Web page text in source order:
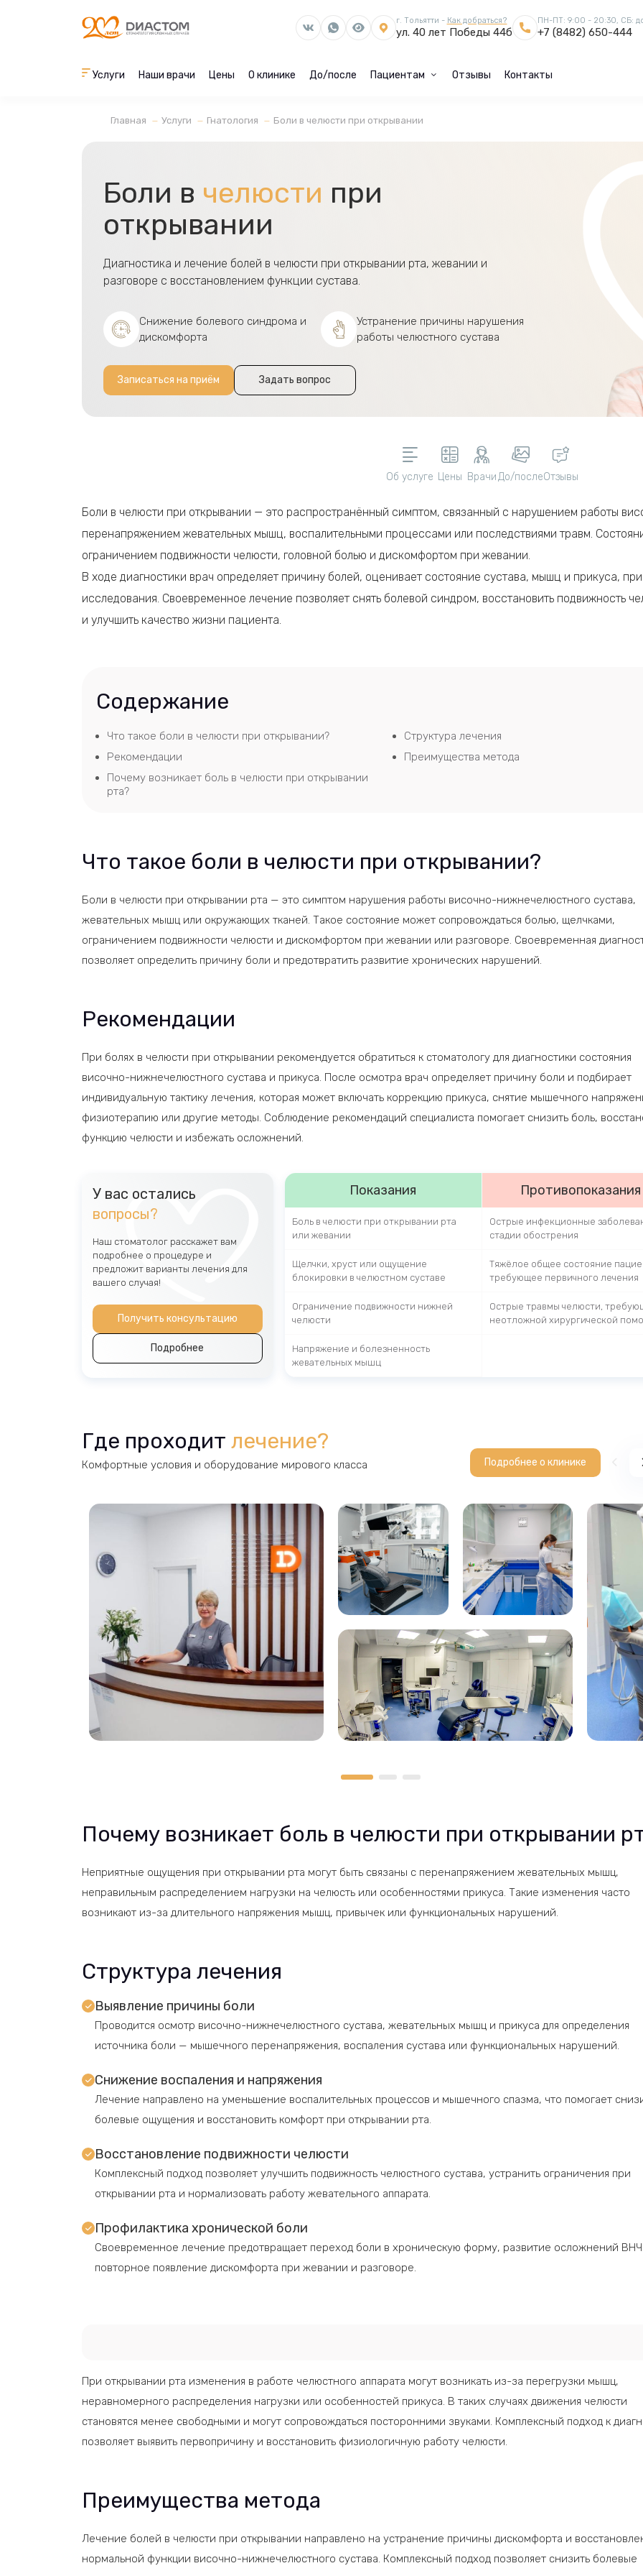
г. Тольятти - Как добраться?
ул. 40 лет Победы 44б
ПН-ПТ: 9:00 - 20:30, СБ:
+7 (8482) 650-444
Услуги Наши врачи Цены О клинике До/после Пациентам Отзывы Контакты
Главная Услуги Гнатология Боли в челюсти при открывании
Боли в челюсти при
открывании
Диагностика и лечение болей в челюсти при открывании рта, жевании и
разговоре с восстановлением функции сустава.
Снижение болевого синдрома и
дискомфорта
Устранение причины нарушения
работы челюстного сустава
Записаться на приём Задать вопрос
Об услуге Цены ВрачиДо/послеОтзывы
Боли в челюсти при открывании — это распространённый симптом, связанный с нарушением работы
перенапряжением жевательных мышц, воспалительными процессами или последствиями травм.
ограничением подвижности челюсти, головной болью и дискомфортом при жевании.
В ходе диагностики врач определяет причину болей, оценивает состояние сустава, мышц и прикуса,
исследования. Своевременное лечение позволяет снять болевой синдром, восстановить подвижность
и улучшить качество жизни пациента.
Содержание
Что такое боли в челюсти при открывании?
Рекомендации
Почему возникает боль в челюсти при открывании
рта?
Структура лечения
Преимущества метода
Что такое боли в челюсти при открывании?
Боли в челюсти при открывании рта — это симптом нарушения работы височно-нижнечелюстного сустава,
жевательных мышц или окружающих тканей. Такое состояние может сопровождаться болью, щелчками,
ограничением подвижности челюсти и дискомфортом при жевании или разговоре. Своевременная
позволяет определить причину боли и предотвратить развитие хронических нарушений.
Рекомендации
При болях в челюсти при открывании рекомендуется обратиться к стоматологу для диагностики состояния
височно-нижнечелюстного сустава и прикуса. После осмотра врач определяет причину боли и подбирает
индивидуальную тактику лечения, которая может включать коррекцию прикуса, снятие мышечного
физиотерапию или другие методы. Соблюдение рекомендаций специалиста помогает снизить боль,
функцию челюсти и избежать осложнений.
У вас остались
вопросы?
Наш стоматолог расскажет вам
подробнее о процедуре и
предложит варианты лечения для
вашего случая!
Получить консультацию
Подробнее
Показания
Боль в челюсти при открывании рта
или жевании
Щелчки, хруст или ощущение
блокировки в челюстном суставе
Ограничение подвижности нижней
челюсти
Напряжение и болезненность
жевательных мышц
Противопоказания
Острые инфекционные
стадии обострения
Тяжёлое общее состояние
требующее первичного лечения
Острые травмы челюсти,
неотложной хирургической
Где проходит лечение?
Комфортные условия и оборудование мирового класса Подробнее о клинике
Почему возникает боль в челюсти при открывании
Неприятные ощущения при открывании рта могут быть связаны с перенапряжением жевательных мышц,
неправильным распределением нагрузки на челюсть или особенностями прикуса. Такие изменения часто
возникают из-за длительного напряжения мышц, привычек или функциональных нарушений.
Структура лечения
Выявление причины боли
Проводится осмотр височно-нижнечелюстного сустава, жевательных мышц и прикуса для определения
источника боли — мышечного перенапряжения, воспаления сустава или функциональных нарушений.
Снижение воспаления и напряжения
Лечение направлено на уменьшение воспалительных процессов и мышечного спазма, что помогает
болевые ощущения и восстановить комфорт при открывании рта.
Восстановление подвижности челюсти
Комплексный подход позволяет улучшить подвижность челюстного сустава, устранить ограничения при
открывании рта и нормализовать работу жевательного аппарата.
Профилактика хронической боли
Своевременное лечение предотвращает переход боли в хроническую форму, развитие осложнений
повторное появление дискомфорта при жевании и разговоре.
При открывании рта изменения в работе челюстного аппарата могут возникать из-за перегрузки мышц,
неравномерного распределения нагрузки или особенностей прикуса. В таких случаях движения челюсти
становятся менее свободными и могут сопровождаться посторонними звуками. Комплексный подход к
позволяет выявить первопричину и восстановить физиологичную работу челюсти.
Преимущества метода
Лечение болей в челюсти при открывании направлено на устранение причины дискомфорта и
нормальной функции височно-нижнечелюстного сустава. Комплексный подход позволяет снизить болевые